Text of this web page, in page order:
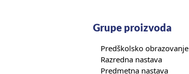
Grupe proizvoda
Predškolsko obrazovanje
Razredna nastava
Predmetna nastava